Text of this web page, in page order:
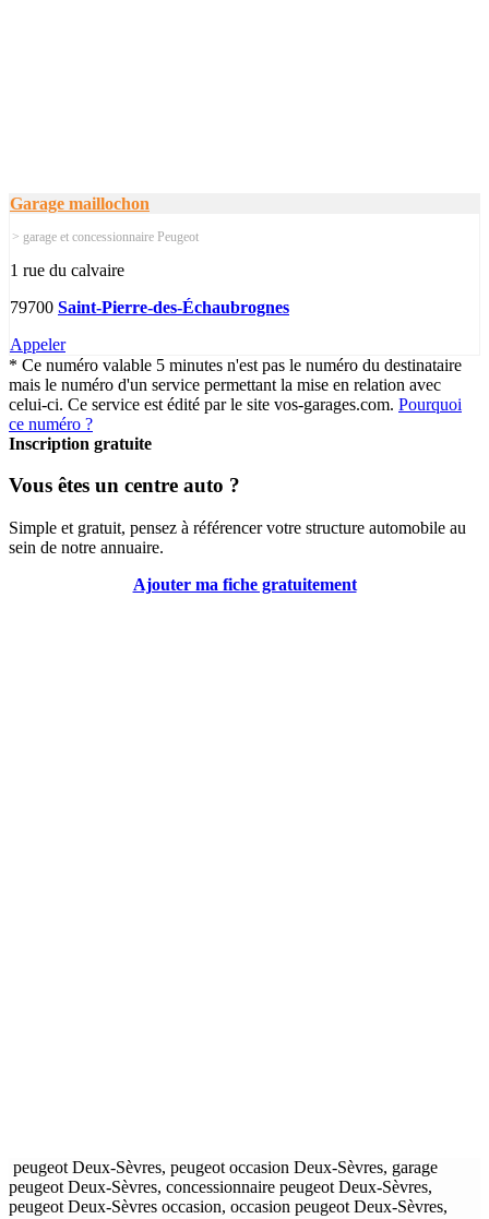
Garage maillochon
> garage et concessionnaire Peugeot
1 rue du calvaire
79700 Saint-Pierre-des-Échaubrognes
Appeler
* Ce numéro valable 5 minutes n'est pas le numéro du destinataire
mais le numéro d'un service permettant la mise en relation avec
celui-ci. Ce service est édité par le site vos-garages.com. Pourquoi
ce numéro ?
Inscription gratuite
Vous êtes un centre auto ?
Simple et gratuit, pensez à référencer votre structure automobile au
sein de notre annuaire.
Ajouter ma fiche gratuitement
peugeot Deux-Sèvres, peugeot occasion Deux-Sèvres, garage
peugeot Deux-Sèvres, concessionnaire peugeot Deux-Sèvres,
peugeot Deux-Sèvres occasion, occasion peugeot Deux-Sèvres,